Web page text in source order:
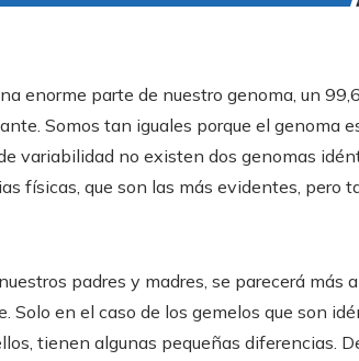
enorme parte de nuestro genoma, un
Somos tan iguales porque el genoma
variabilidad no existen dos genomas
físicas, que son las más evidentes, pero
padres y madres, se parecerá más
en el caso de los gemelos que son
tienen algunas pequeñas diferencias.